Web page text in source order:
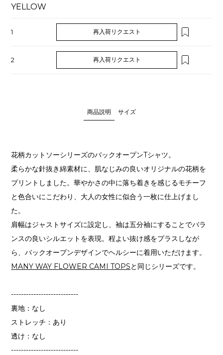
YELLOW
1 再入荷リクエスト
2 再入荷リクエスト
商品説明 サイズ
花柄カットソーシリーズのバックオープンTシャツ。
柔らかな針抜き綿素材に、肌なじみの良いオリジナルの花柄を
プリントしました。華やかさの中に落ち着きを感じるモチーフ
と色合いにこだわり、大人の女性に似合う一枚に仕上げまし
た。
肩幅はジャストサイズに設定し、袖は五分袖にすることでバラ
ンスの良いシルエットを表現。程よい抜け感をプラスしなが
ら、バックオープンデザインでヘルシーに着用いただけます。
MANY WAY FLOWER CAMI TOPSと同じシリーズです。
---------------------------
裏地：なし
ストレッチ：あり
透け：なし
---------------------------